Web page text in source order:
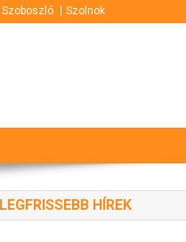
Szoboszló Szolnok
LEGFRISSEBB HÍREK